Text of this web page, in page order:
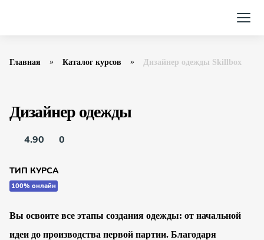
Главная Каталог курсов Дизайнер одежды Skillbox
Дизайнер одежды
4.90 0
ТИП КУРСА
100% онлайн
Вы освоите все этапы создания одежды: от начальной
идеи до производства первой партии. Благодаря